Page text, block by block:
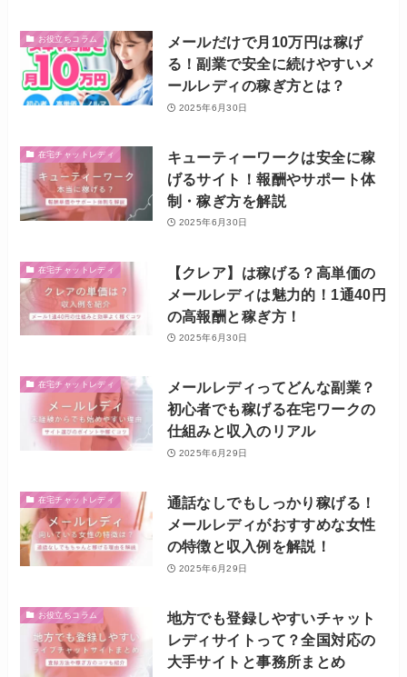
お役立ちコラム
メールだけで月10万円は稼げ
る！副業で安全に続けやすいメ
ールレディの稼ぎ方とは？
2025年6月30日
在宅チャットレディ
キューティーワークは安全に稼
げるサイト！報酬やサポート体
制・稼ぎ方を解説
2025年6月30日
在宅チャットレディ
【クレア】は稼げる？高単価の
メールレディは魅力的！1通40円
の高報酬と稼ぎ方！
2025年6月30日
在宅チャットレディ
メールレディってどんな副業？
初心者でも稼げる在宅ワークの
仕組みと収入のリアル
2025年6月29日
在宅チャットレディ
通話なしでもしっかり稼げる！
メールレディがおすすめな女性
の特徴と収入例を解説！
2025年6月29日
お役立ちコラム
地方でも登録しやすいチャット
レディサイトって？全国対応の
大手サイトと事務所まとめ